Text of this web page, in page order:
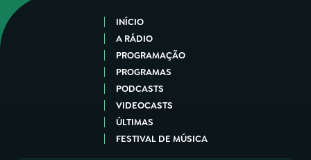
INÍCIO
A RÁDIO
PROGRAMAÇÃO
PROGRAMAS
PODCASTS
VIDEOCASTS
ÚLTIMAS
FESTIVAL DE MÚSICA